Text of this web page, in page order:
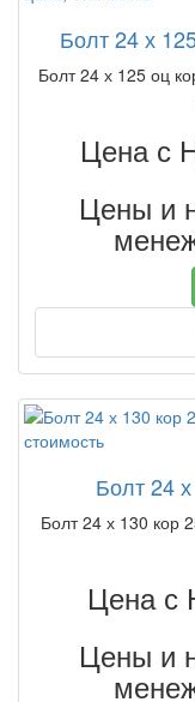
Болт 24 х
Болт 24 х 125 оц
Цена с
Цены и
Болт 24
Болт 24 х 130 кор
Цена с
Цены и